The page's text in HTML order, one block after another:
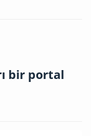
bir portal